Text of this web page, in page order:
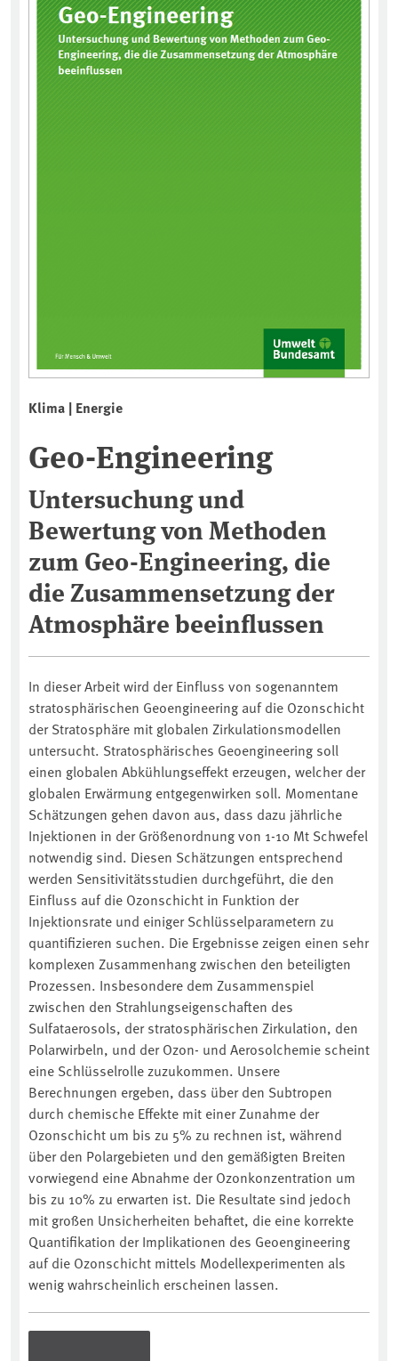
Klima | Energie
Geo-Engineering
Untersuchung und
Bewertung von Methoden
zum Geo-Engineering, die
die Zusammensetzung der
Atmosphäre beeinflussen
In dieser Arbeit wird der Einfluss von sogenanntem
stratosphärischen Geoengineering auf die Ozonschicht
der Stratosphäre mit globalen Zirkulationsmodellen
untersucht. Stratosphärisches Geoengineering soll
einen globalen Abkühlungseffekt erzeugen, welcher der
globalen Erwärmung entgegenwirken soll. Momentane
Schätzungen gehen davon aus, dass dazu jährliche
Injektionen in der Größenordnung von 1-10 Mt Schwefel
notwendig sind. Diesen Schätzungen entsprechend
werden Sensitivitätsstudien durchgeführt, die den
Einfluss auf die Ozonschicht in Funktion der
Injektionsrate und einiger Schlüsselparametern zu
quantifizieren suchen. Die Ergebnisse zeigen einen sehr
komplexen Zusammenhang zwischen den beteiligten
Prozessen. Insbesondere dem Zusammenspiel
zwischen den Strahlungseigenschaften des
Sulfataerosols, der stratosphärischen Zirkulation, den
Polarwirbeln, und der Ozon- und Aerosolchemie scheint
eine Schlüsselrolle zuzukommen. Unsere
Berechnungen ergeben, dass über den Subtropen
durch chemische Effekte mit einer Zunahme der
Ozonschicht um bis zu 5% zu rechnen ist, während
über den Polargebieten und den gemäßigten Breiten
vorwiegend eine Abnahme der Ozonkonzentration um
bis zu 10% zu erwarten ist. Die Resultate sind jedoch
mit großen Unsicherheiten behaftet, die eine korrekte
Quantifikation der Implikationen des Geoengineering
auf die Ozonschicht mittels Modellexperimenten als
wenig wahrscheinlich erscheinen lassen.